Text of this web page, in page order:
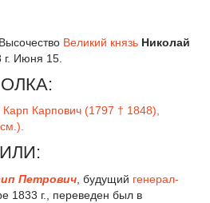
Великий князь Николай
г. Июня 15.
Карп Карпович (1797 † 1848),
Петрович , будущий генерал-
1833 г., переведен был в